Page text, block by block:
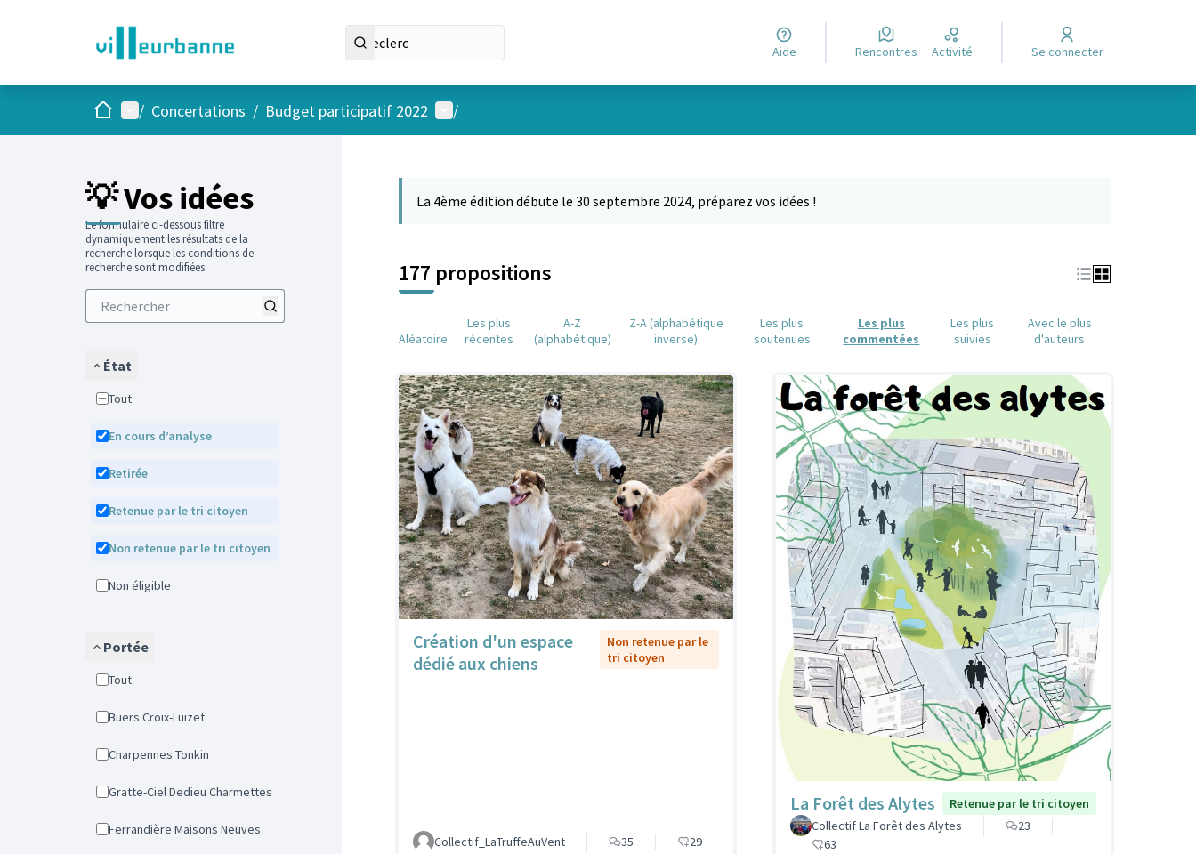
Aide Rencontres Activité Se connecter
AccueilMenu principal
/ Concertations / Budget participatif 2022 Menu utilisateur
/
💡 Vos idées
Le formulaire ci-dessous filtre
dynamiquement les résultats de la
recherche lorsque les conditions de
recherche sont modifiées.
État
Tout
En cours d’analyse
Retirée
Retenue par le tri citoyen
Non retenue par le tri citoyen
Non éligible
Portée
Tout
Buers Croix-Luizet
Charpennes Tonkin
Gratte-Ciel Dedieu Charmettes
Ferrandière Maisons Neuves
La 4ème édition débute le 30 septembre 2024, préparez vos idées !
177 propositions
Aléatoire
Les plus
récentes
A-Z
(alphabétique)
Z-A (alphabétique
inverse)
Les plus
soutenues
Les plus
commentées
Les plus
suivies
Avec le plus
d'auteurs
Création d'un espace
dédié aux chiens
Non retenue par le
tri citoyen
Collectif_LaTruffeAuVent 35 29
La Forêt des Alytes
Retenue par le tri citoyen
Collectif La Forêt des Alytes
23
63